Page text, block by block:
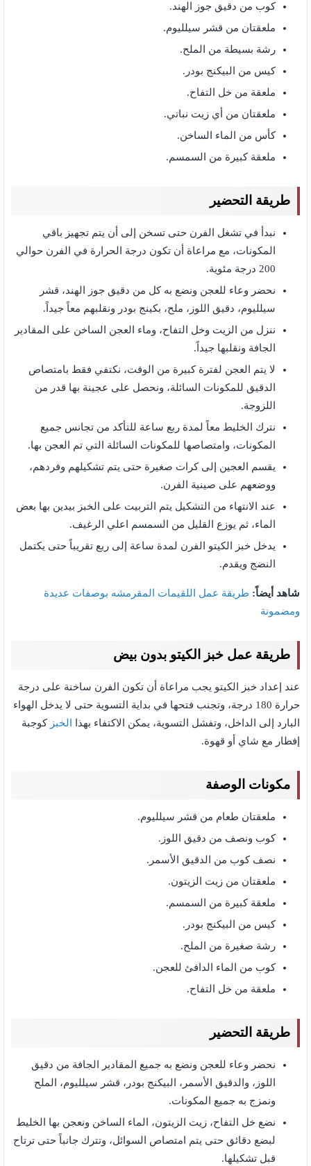
كوب من دقيق جوز الهند.
ملعقتان من قشر سيلليوم.
رشة بسيطة من الملح.
كيس من البيكنج بودر.
ملعقة من خل التفاح.
ملعقتان من أي زيت نباتي.
كأس من الماء الساخن.
ملعقة كبيرة من السمسم.
طريقة التحضير
نبدأ في تشغل الفرن حتى تسخن إلى أن يتم تجهيز باقي
المكونات، مع مراعاة أن تكون درجة الحرارة في الفرن حوالي
200 درجة مئوية.
نحضر وعاء للعجن ونضع به كل من دقيق جوز الهند، قشر
سيلليوم، دقيق اللوز، ملح، بكينج بودر ونقلبهم معاً جيداً.
ننزل من الزيت وخل التفاح، وماء العجن الساخن على المقادير
الجافة ونقلبها جيداً.
لا يتم العجن لفترة كبيرة من الوقت، نكتفي فقط بامتصاص
الدقيق للمكونات السائلة، ونحصل على عجينة بها قدر من
اللزوجة.
نترك الخليط معاً لمدة ربع ساعة للتأكد من تجانس جميع
المكونات، وامتصاصها للمكونات السائلة التي تم العجن بها.
يقسم العجين إلى كرات صغيرة حتى يتم تشكيلهم وفردهم،
ووضعهم على صينية الفرن.
عند الانتهاء من التشكيل يتم التربيت على الخبز بيدين بها بعض
الماء، ثم يوزع القليل من السمسم اعلي الرغيف.
يدخل خبز الكيتو الفرن لمدة ساعة إلى ربع تقريباً حتى يكتمل
النضج ويقدم.
شاهد أيضاً: طريقة عمل اللقيمات المقرمشه بوصفات عديدة
ومضمونة
طريقة عمل خبز الكيتو بدون بيض
عند إعداد خبز الكيتو يجب مراعاة أن تكون الفرن ساخنة على درجة
حرارة 180 درجة، وتجنب فتحها في بداية التسوية حتى لا يدخل الهواء
البارد إلى الداخل، وتفشل التسوية، يمكن الاكتفاء بهذا
الخبز كوجبة
إفطار مع شاي أو قهوة.
مكونات الوصفة
ملعقتان طعام من قشر سيلليوم.
كوب ونصف من دقيق اللوز.
نصف كوب من الدقيق الأسمر.
ملعقتان من زيت الزيتون.
ملعقة كبيرة من السمسم.
كيس من البيكنج بودر.
رشة صغيرة من الملح.
كوب من الماء الدافئ للعجن.
ملعقة من خل التفاح.
طريقة التحضير
نحضر وعاء للعجن ونضع به جميع المقادير الجافة من دقيق
اللوز، والدقيق الأسمر، البيكنج بودر، قشر سيلليوم، الملح
ونمزج به جميع المكونات.
نضع خل التفاح، زيت الزيتون، الماء الساخن ونعجن بها الخليط
لبضع دقائق حتى يتم امتصاص السوائل، وتترك جانباً حتى ترتاح
قبل تشكيلها.